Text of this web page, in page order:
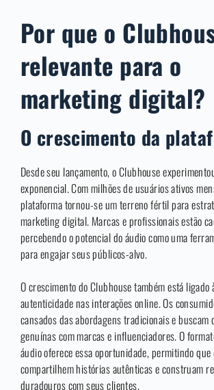
Por que o
relevante para o
marketing digital?
O crescimento da
Desde seu lançamento, o Clubhouse
exponencial. Com milhões de usuários ativos
plataforma tornou-se um terreno fértil para
marketing digital. Marcas e profissionais estão
percebendo o potencial do áudio como uma
para engajar seus públicos-alvo.
O crescimento do Clubhouse também está ligado
autenticidade nas interações online. Os
cansados das abordagens tradicionais e buscam
genuínas com marcas e influenciadores. O
áudio oferece essa oportunidade, permitindo que
compartilhem histórias autênticas e construam
duradouros com seus clientes.